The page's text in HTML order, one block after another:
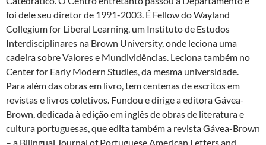
foi dele seu diretor de 1991-2003. É Fellow do Wayland
Collegium for Liberal Learning, um Instituto de Estudos
Interdisciplinares na Brown University, onde leciona uma
cadeira sobre Valores e Mundividências. Leciona também no
Center for Early Modern Studies, da mesma universidade.
Para além das obras em livro, tem centenas de escritos em
revistas e livros coletivos. Fundou e dirige a editora Gávea-
Brown, dedicada à edição em inglês de obras de literatura e
cultura portuguesas, que edita também a revista Gávea-Brown
– a Bilingual Journal of Portuguese American Letters and